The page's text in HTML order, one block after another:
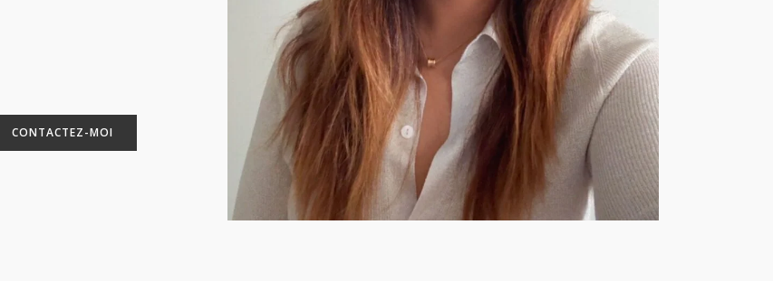
CONTACTEZ-MOI